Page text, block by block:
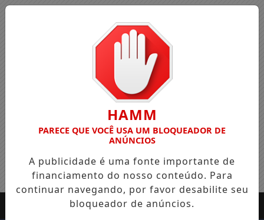
HAMM
PARECE QUE VOCÊ USA UM BLOQUEADOR DE
ANÚNCIOS
A publicidade é uma fonte importante de
financiamento do nosso conteúdo. Para
continuar navegando, por favor desabilite seu
bloqueador de anúncios.